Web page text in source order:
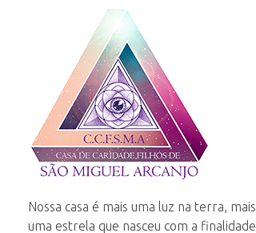
Nossa casa é mais uma luz na terra, mais
uma estrela que nasceu com a finalidade